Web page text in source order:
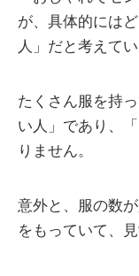
が、具体的には
人」だと考えて
たくさん服を持
い人」であり、
りません。
意外と、服の数
をもっていて、